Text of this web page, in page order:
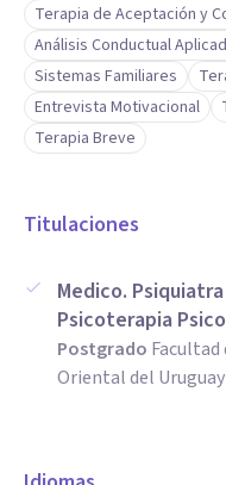
Terapia de Aceptación y
Análisis Conductual
Sistemas Familiares
Entrevista Motivacional
Terapia Breve
Titulaciones
Medico.
Psicoterapia
Postgrado Facultad
Oriental del